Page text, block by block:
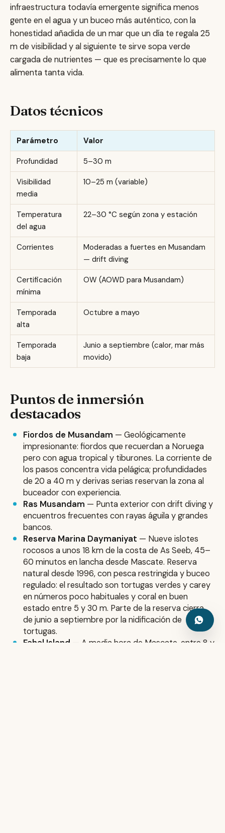
infraestructura todavía emergente significa menos
gente en el agua y un buceo más auténtico, con la
honestidad añadida de un mar que un día te regala 25
m de visibilidad y al siguiente te sirve sopa verde
cargada de nutrientes — que es precisamente lo que
alimenta tanta vida.
Datos técnicos
Parámetro Valor
Profundidad 5–30 m
Visibilidad
media
10–25 m (variable)
Temperatura
del agua
22–30 °C según zona y estación
Corrientes
Moderadas a fuertes en Musandam
— drift diving
Certificación
mínima
OW (AOWD para Musandam)
Temporada
alta
Octubre a mayo
Temporada
baja
Junio a septiembre (calor, mar más
movido)
Puntos de inmersión
destacados
Fiordos de Musandam — Geológicamente
impresionante: fiordos que recuerdan a Noruega
pero con agua tropical y tiburones. La corriente de
los pasos concentra vida pelágica; profundidades
de 20 a 40 m y derivas serias reservan la zona al
buceador con experiencia.
Ras Musandam — Punta exterior con drift diving y
encuentros frecuentes con rayas águila y grandes
bancos.
Reserva Marina Daymaniyat — Nueve islotes
rocosos a unos 18 km de la costa de As Seeb, 45–
60 minutos en lancha desde Mascate. Reserva
natural desde 1996, con pesca restringida y buceo
regulado: el resultado son tortugas verdes y carey
en números poco habituales y coral en buen
estado entre 5 y 30 m. Parte de la reserva cierra
de junio a septiembre por la nidificación de
tortugas.
Fahal Island — A media hora de Mascate, entre 8 y